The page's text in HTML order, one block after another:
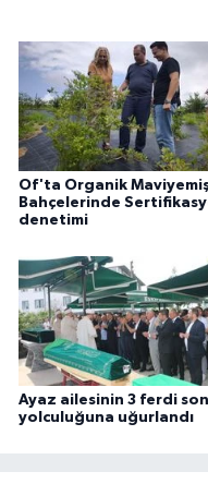
Of'ta Organik
Bahçelerinde
denetimi
Ayaz ailesinin 3 ferdi son
yolculuğuna uğurlandı